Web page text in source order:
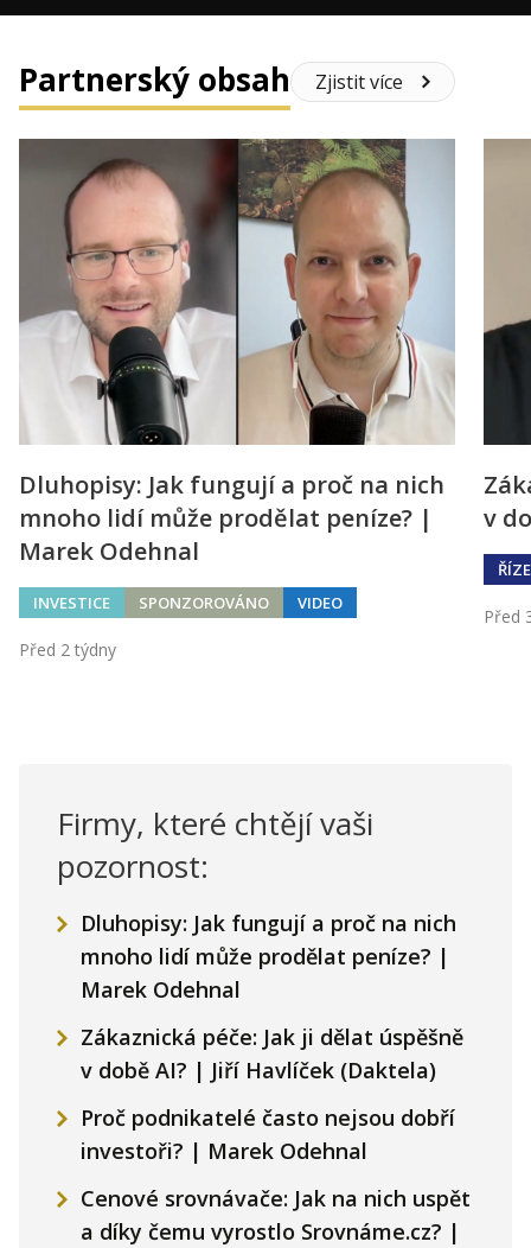
Partnerský obsah Zjistit více
Dluhopisy: Jak fungují a proč na nich
mnoho lidí může prodělat peníze? |
Marek Odehnal
INVESTICE SPONZOROVÁNO VIDEO
Před 2 týdny
v
Před
Firmy, které chtějí vaši
pozornost:
Dluhopisy: Jak fungují a proč na nich
mnoho lidí může prodělat peníze? |
Marek Odehnal
Zákaznická péče: Jak ji dělat úspěšně
v době AI? | Jiří Havlíček (Daktela)
Proč podnikatelé často nejsou dobří
investoři? | Marek Odehnal
Cenové srovnávače: Jak na nich uspět
a díky čemu vyrostlo Srovnáme.cz? |